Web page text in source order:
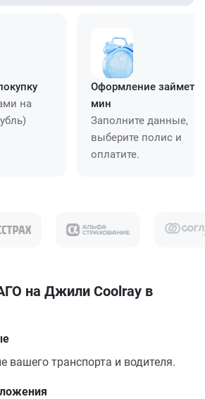
на
Оформление займет
мин
Заполните данные,
выберите полис и
оплатите.
на Джили Coolray в
вашего транспорта и водителя.